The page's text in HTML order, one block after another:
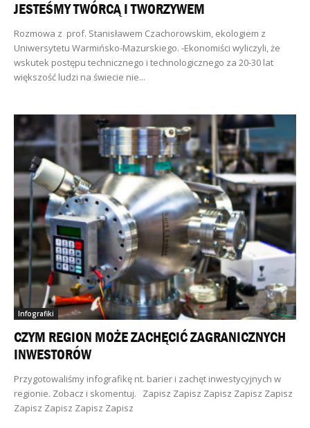
JESTEŚMY TWÓRCĄ I TWORZYWEM
Rozmowa z prof. Stanisławem Czachorowskim, ekologiem z
Uniwersytetu Warmińsko-Mazurskiego. -Ekonomiści wyliczyli, że
wskutek postępu technicznego i technologicznego za 20-30 lat
większość ludzi na świecie nie...
Infografiki
CZYM REGION MOŻE ZACHĘCIĆ ZAGRANICZNYCH
INWESTORÓW
Przygotowaliśmy infografikę nt. barier i zachęt inwestycyjnych w
regionie. Zobacz i skomentuj. Zapisz Zapisz Zapisz Zapisz Zapisz
Zapisz Zapisz Zapisz Zapisz